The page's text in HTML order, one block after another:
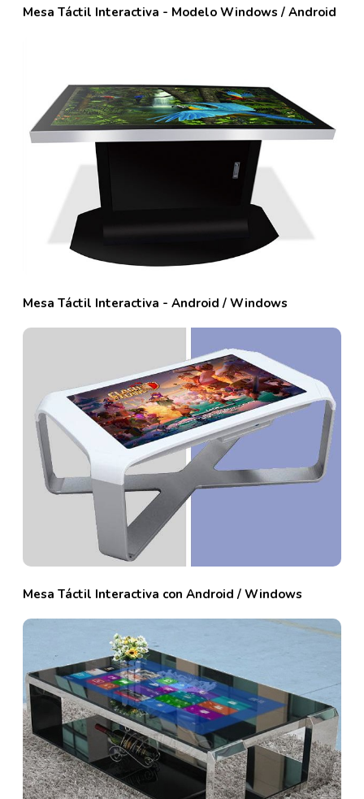
Mesa Táctil Interactiva - Modelo Windows / Android
Mesa Táctil Interactiva - Android / Windows
Mesa Táctil Interactiva con Android / Windows